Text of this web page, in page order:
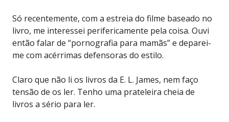
Só recentemente, com a estreia do filme baseado no
livro, me interessei perifericamente pela coisa. Ouvi
então falar de “pornografia para mamãs” e deparei-
me com acérrimas defensoras do estilo.
Claro que não li os livros da E. L. James, nem faço
tensão de os ler. Tenho uma prateleira cheia de
livros a sério para ler.